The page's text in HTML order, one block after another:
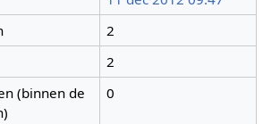
2
2
(binnen de
0